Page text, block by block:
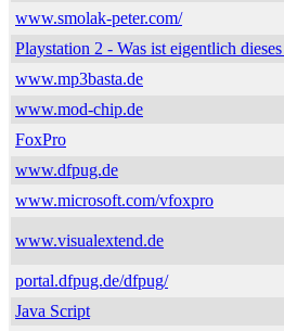
www.smolak-peter.com/
Playstation 2 - Was ist eigentlich
www.mp3basta.de
www.mod-chip.de
FoxPro
www.dfpug.de
www.microsoft.com/vfoxpro
www.visualextend.de
portal.dfpug.de/dfpug/
Java Script